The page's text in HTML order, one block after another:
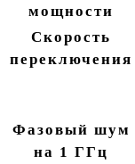
мощности
Скорость
переключения
Фазовый шум
на 1 ГГц